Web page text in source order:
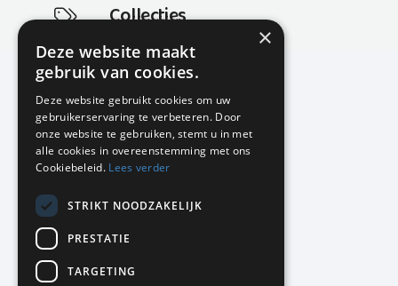
Collecties
Actuele en populaire collecties
KMP Kantoormeubilair
Airport Business Park
Frankfurtstraat 29-31
1175 RH Lijnden
020-617 01 26
info@kmpkantoormeubilair.nl
Facebook
×
Deze website maakt
gebruik van cookies.
Deze website gebruikt cookies om uw
gebruikerservaring te verbeteren. Door
onze website te gebruiken, stemt u in met
alle cookies in overeenstemming met ons
Cookiebeleid. Lees verder
STRIKT NOODZAKELIJK
PRESTATIE
TARGETING